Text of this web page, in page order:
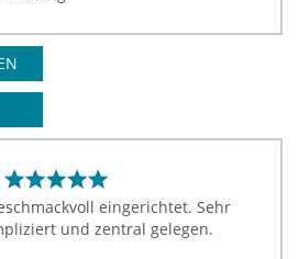
eingerichtet. Sehr
und zentral gelegen.